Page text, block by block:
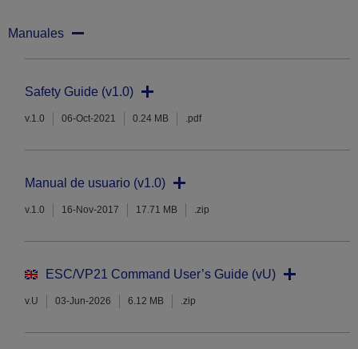
Manuales
Safety Guide (v1.0)
v.1.0 06-Oct-2021 0.24 MB .pdf
Manual de usuario (v1.0)
v.1.0 16-Nov-2017 17.71 MB .zip
ESC/VP21 Command User’s Guide (vU)
v.U 03-Jun-2026 6.12 MB .zip